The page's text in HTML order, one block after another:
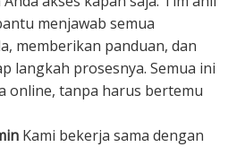
menjawab semua
memberikan panduan, dan
langkah prosesnya. Semua ini
online, tanpa harus bertemu
Kami bekerja sama dengan